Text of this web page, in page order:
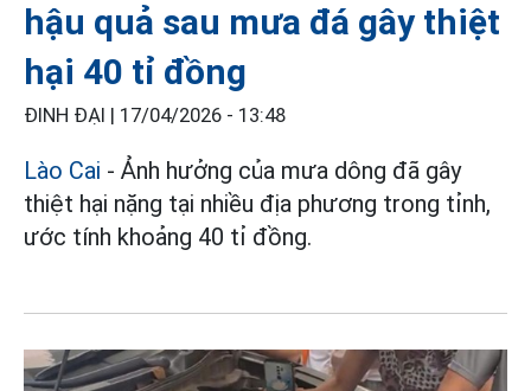
hậu quả sau mưa đá gây thiệt
hại 40 tỉ đồng
ĐINH ĐẠI | 17/04/2026 - 13:48
Lào Cai - Ảnh hưởng của mưa dông đã gây
thiệt hại nặng tại nhiều địa phương trong tỉnh,
ước tính khoảng 40 tỉ đồng.